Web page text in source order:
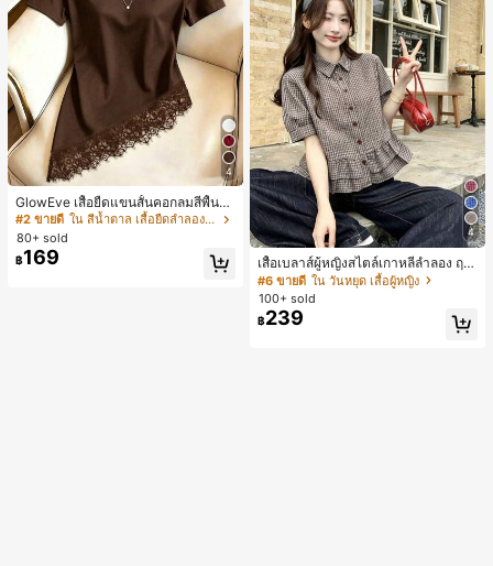
4
GlowEve เสื้อยืดแขนสั้นคอกลมสีพื้นลำ
ลองอเนกประสงค์สำหรับผู้หญิง
#2 ขายดี
ใน สีน้ำตาล เสื้อยืดลำลองพื้นฐาน
80+ sold
฿169
4
เสื้อเบลาส์ผู้หญิงสไตล์เกาหลีลำลอง ฤดู
ใบไม้ผลิ/ฤดูร้อนใหม่ ชายระบาย ชิคแล
ะหรูหรา
#6 ขายดี ใน วันหยุด เสื้อผู้หญิง
100+ sold
฿239